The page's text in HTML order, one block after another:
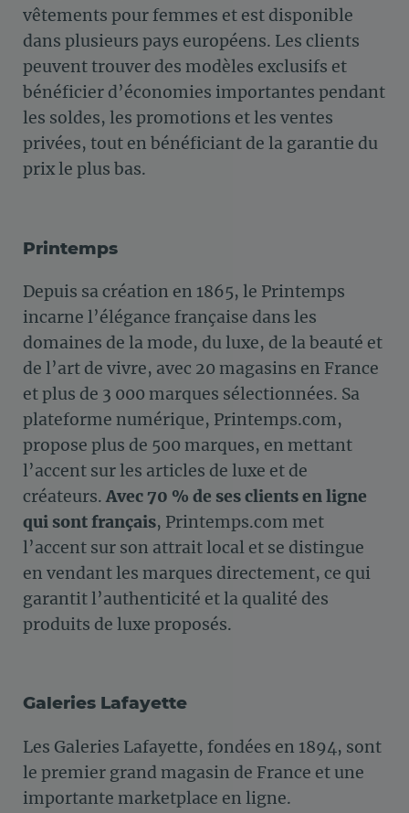
vêtements pour femmes et est disponible
dans plusieurs pays européens. Les clients
peuvent trouver des modèles exclusifs et
bénéficier d’économies importantes pendant
les soldes, les promotions et les ventes
privées, tout en bénéficiant de la garantie du
prix le plus bas.
Printemps
Depuis sa création en 1865, le Printemps
incarne l’élégance française dans les
domaines de la mode, du luxe, de la beauté et
de l’art de vivre, avec 20 magasins en France
et plus de 3 000 marques sélectionnées. Sa
plateforme numérique, Printemps.com,
propose plus de 500 marques, en mettant
l’accent sur les articles de luxe et de
créateurs.Avec 70 % de ses clients en ligne
qui sont français, Printemps.com met
l’accent sur son attrait local et se distingue
en vendant les marques directement, ce qui
garantit l’authenticité et la qualité des
produits de luxe proposés.
Galeries Lafayette
Les Galeries Lafayette, fondées en 1894, sont
le premier grand magasin de France et une
importante marketplace en ligne.